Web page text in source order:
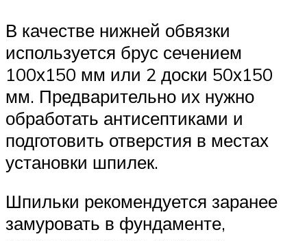
В качестве нижней обвязки
используется брус сечением
100х150 мм или 2 доски 50х150
мм. Предварительно их нужно
обработать антисептиками и
подготовить отверстия в местах
установки шпилек.
Шпильки рекомендуется заранее
замуровать в фундаменте,